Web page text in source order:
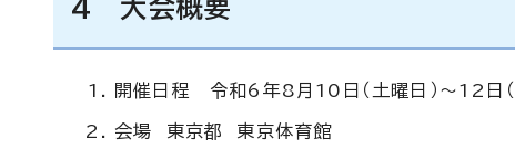
4 大会概要
開催日程 令和6年8月10日（土曜日）～12日（
会場 東京都 東京体育館